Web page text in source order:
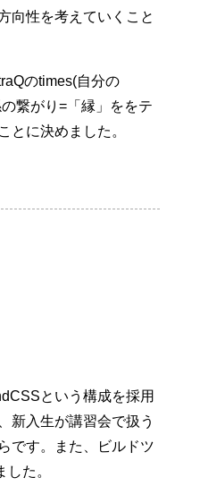
向性を考えていくこと
のtimes(自分の
繋がり=「縁」ををテ
とに決めました。
という構成を採用
新入生が講習会で扱う
です。また、ビルドツ
た。